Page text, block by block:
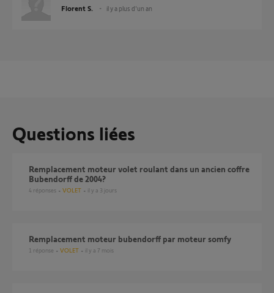
Florent S. il y a plus d'un an
Questions liées
Remplacement moteur volet roulant dans un ancien coffre
Bubendorff de 2004?
4 réponses VOLET il y a 3 jours
Remplacement moteur bubendorff par moteur somfy
1 réponse VOLET il y a 7 mois